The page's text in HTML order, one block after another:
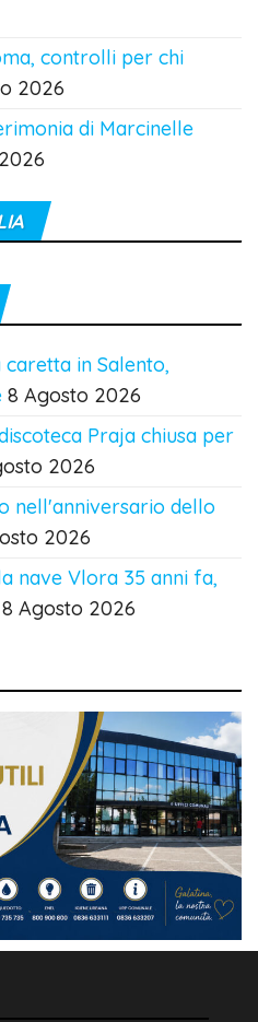
controlli per chi
2026
di Marcinelle
caretta in Salento,
8 Agosto 2026
Praja chiusa per
2026
nell'anniversario dello
2026
nave Vlora 35 anni fa,
8 Agosto 2026